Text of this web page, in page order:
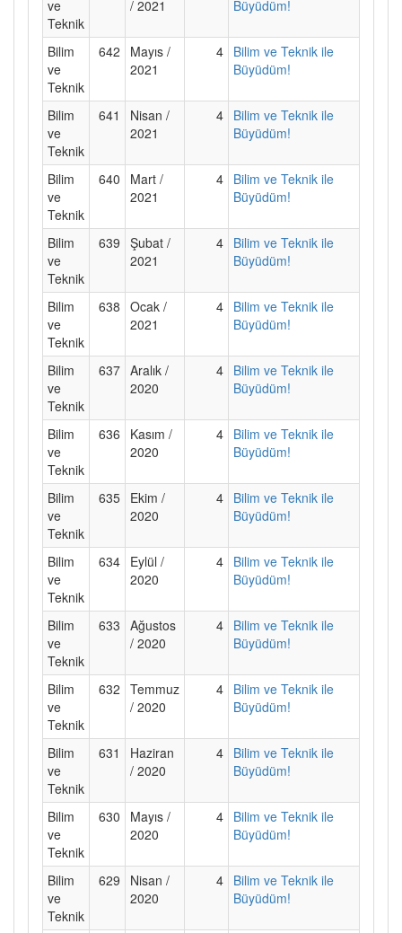
ve
Teknik
/ 2021 Büyüdüm!
Bilim
ve
Teknik
642
Mayıs /
2021
4 Bilim ve Teknik ile
Büyüdüm!
Bilim
ve
Teknik
641
Nisan /
2021
4 Bilim ve Teknik ile
Büyüdüm!
Bilim
ve
Teknik
640
Mart /
2021
4 Bilim ve Teknik ile
Büyüdüm!
Bilim
ve
Teknik
639 Şubat /
2021
4 Bilim ve Teknik ile
Büyüdüm!
Bilim
ve
Teknik
638 Ocak /
2021
4 Bilim ve Teknik ile
Büyüdüm!
Bilim
ve
Teknik
637 Aralık /
2020
4 Bilim ve Teknik ile
Büyüdüm!
Bilim
ve
Teknik
636
Kasım /
2020
4 Bilim ve Teknik ile
Büyüdüm!
Bilim
ve
Teknik
635 Ekim /
2020
4 Bilim ve Teknik ile
Büyüdüm!
Bilim
ve
Teknik
634 Eylül /
2020
4 Bilim ve Teknik ile
Büyüdüm!
Bilim
ve
Teknik
633 Ağustos
/ 2020
4 Bilim ve Teknik ile
Büyüdüm!
Bilim
ve
Teknik
632 Temmuz
/ 2020
4 Bilim ve Teknik ile
Büyüdüm!
Bilim
ve
Teknik
631
Haziran
/ 2020
4 Bilim ve Teknik ile
Büyüdüm!
Bilim
ve
Teknik
630
Mayıs /
2020
4 Bilim ve Teknik ile
Büyüdüm!
Bilim
ve
Teknik
629
Nisan /
2020
4 Bilim ve Teknik ile
Büyüdüm!